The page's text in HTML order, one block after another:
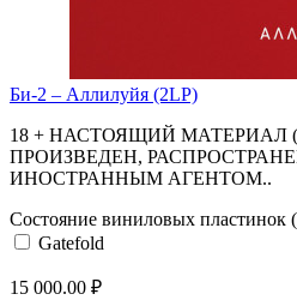
Би-2 – Аллилуйя (2LP)
18 + НАСТОЯЩИЙ
ПРОИЗВЕДЕН,
ИНОСТРАННЫМ АГЕНТОМ..
Состояние виниловых пластинок
Gatefold
15 000.00 ₽